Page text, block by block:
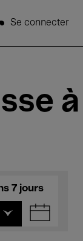
Se connecter
à
7 jours